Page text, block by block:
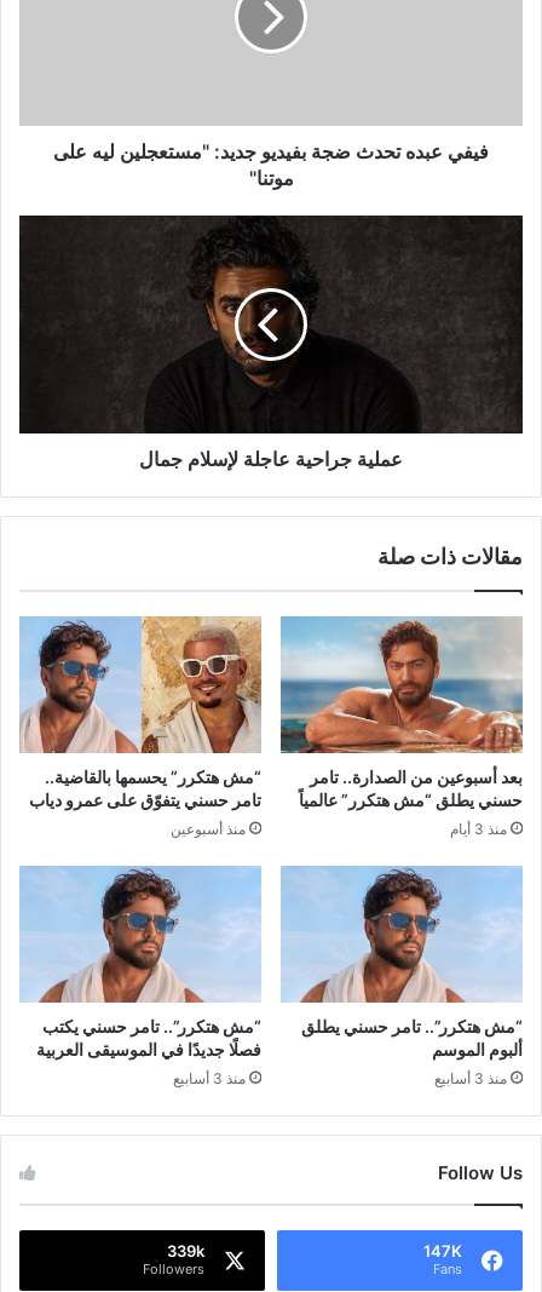
على
موتنا"فيفي عبده تحدث ضجة بفيديو جديد: "مستعجلين ليه على
موتنا"
عملية جراحية عاجلة لإسلام جمال
مقالات ذات صلة
بعد أسبوعين من الصدارة.. تامر
حسني يطلق “مش هتكرر” عالمياً
منذ 3 أيام
“مش هتكرر” يحسمها بالقاضية..
تامر حسني يتفوّق على عمرو دياب
منذ أسبوعين
“مش هتكرر”.. تامر حسني يطلق
ألبوم الموسم
منذ 3 أسابيع
“مش هتكرر”.. تامر حسني يكتب
فصلًا جديدًا في الموسيقى العربية
منذ 3 أسابيع
Follow Us
147K
Fans
339k
Followers